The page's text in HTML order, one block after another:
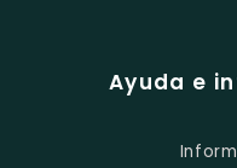
Ayuda e